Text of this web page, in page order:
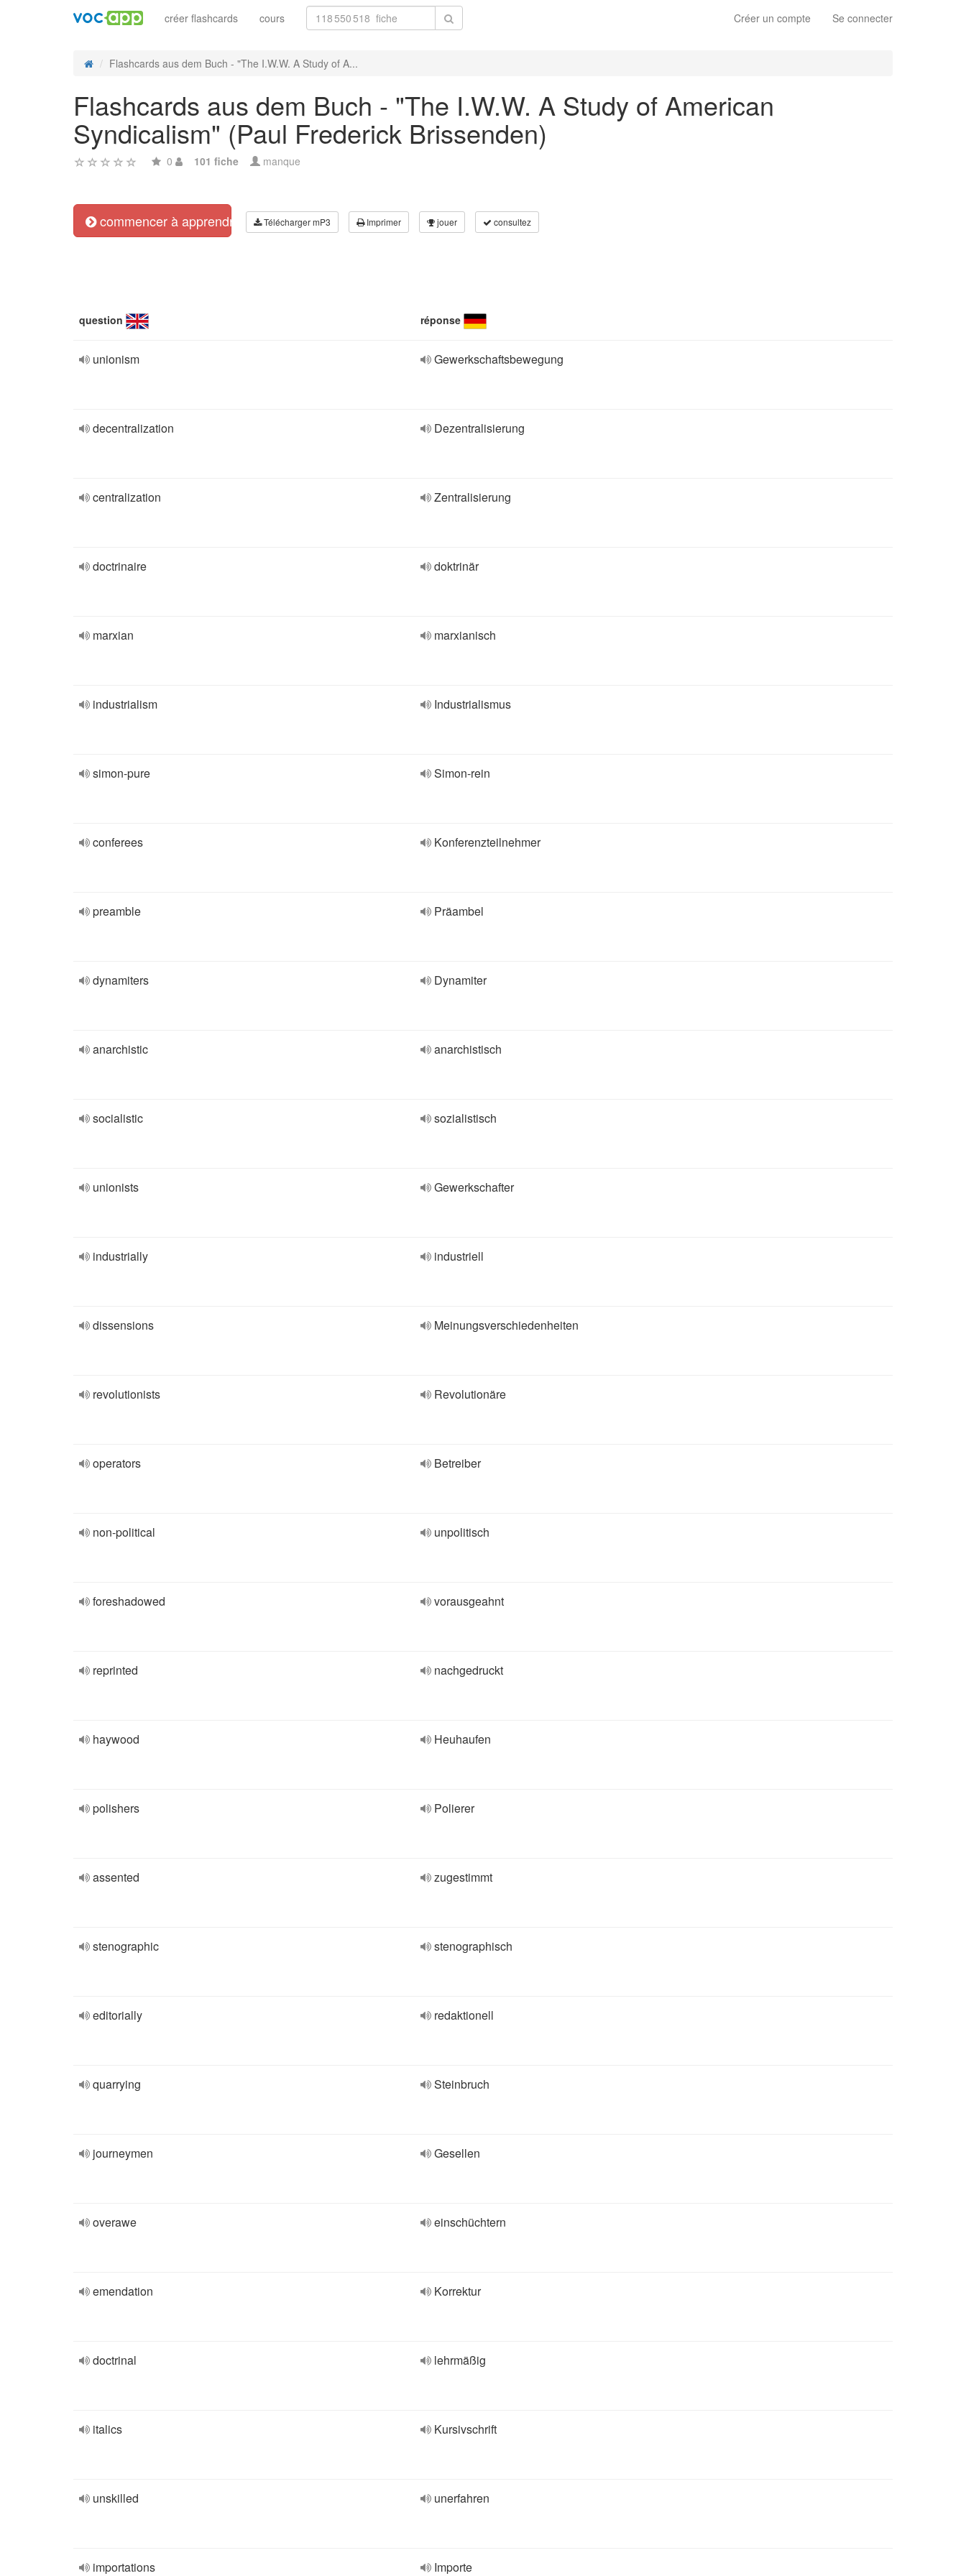
Créer un compte Se connecter
créer flashcards cours
Flashcards aus dem Buch - "The I.W.W. A Study of A...
Flashcards aus dem Buch - "The I.W.W. A Study of American
Syndicalism" (Paul Frederick Brissenden)
0 101 fiche manque
commencer à apprendre Télécharger mP3 Imprimer jouer consultez
question réponse
unionism Gewerkschaftsbewegung
decentralization Dezentralisierung
centralization Zentralisierung
doctrinaire doktrinär
marxian marxianisch
industrialism Industrialismus
simon-pure Simon-rein
conferees Konferenzteilnehmer
preamble Präambel
dynamiters Dynamiter
anarchistic anarchistisch
socialistic sozialistisch
unionists Gewerkschafter
industrially industriell
dissensions Meinungsverschiedenheiten
revolutionists Revolutionäre
operators Betreiber
non-political unpolitisch
foreshadowed vorausgeahnt
reprinted nachgedruckt
haywood Heuhaufen
polishers Polierer
assented zugestimmt
stenographic stenographisch
editorially redaktionell
quarrying Steinbruch
journeymen Gesellen
overawe einschüchtern
emendation Korrektur
doctrinal lehrmäßig
italics Kursivschrift
unskilled unerfahren
importations Importe